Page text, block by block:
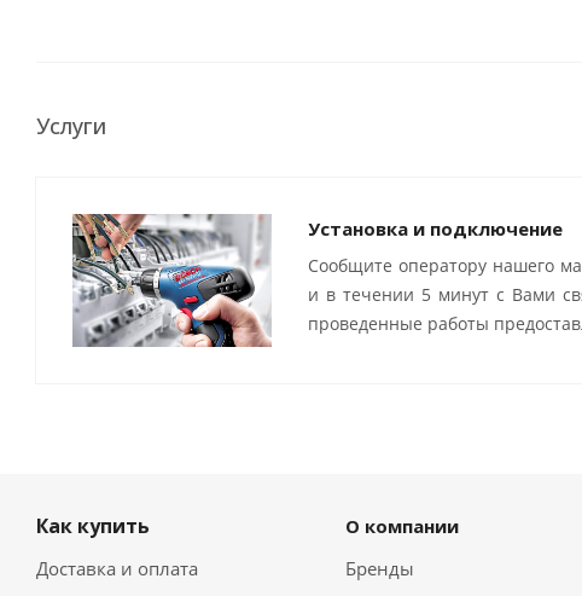
Услуги
Установка и подключение
Сообщите оператору нашего
и в течении 5 минут с Вами
проведенные работы
Как купить
Доставка и оплата
О компании
Бренды